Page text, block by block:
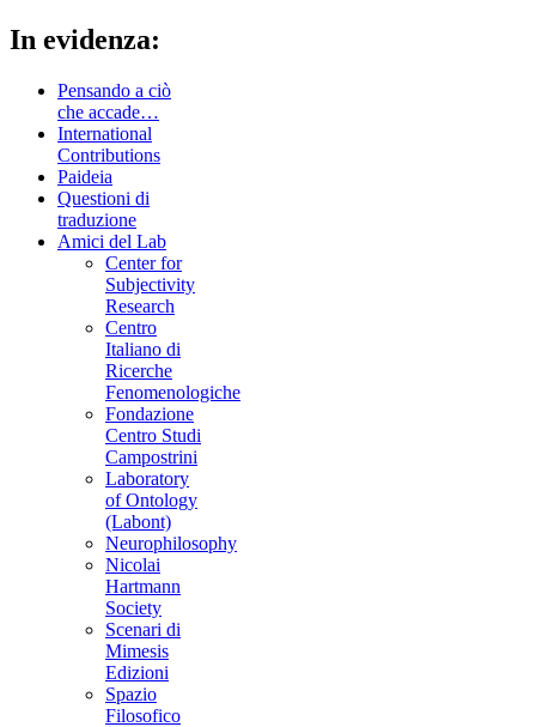
In evidenza:
Pensando a ciò
che accade…
International
Contributions
Paideia
Questioni di
traduzione
Amici del Lab
Center for
Subjectivity
Research
Centro
Italiano di
Ricerche
Fenomenologiche
Fondazione
Centro Studi
Campostrini
Laboratory
of Ontology
(Labont)
Neurophilosophy
Nicolai
Hartmann
Society
Scenari di
Mimesis
Edizioni
Spazio
Filosofico